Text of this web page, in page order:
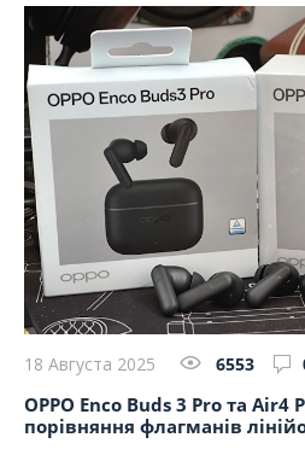
18 Августа 2025 6553
OPPO Enco Buds 3 Pro та Air4
порівняння флагманів